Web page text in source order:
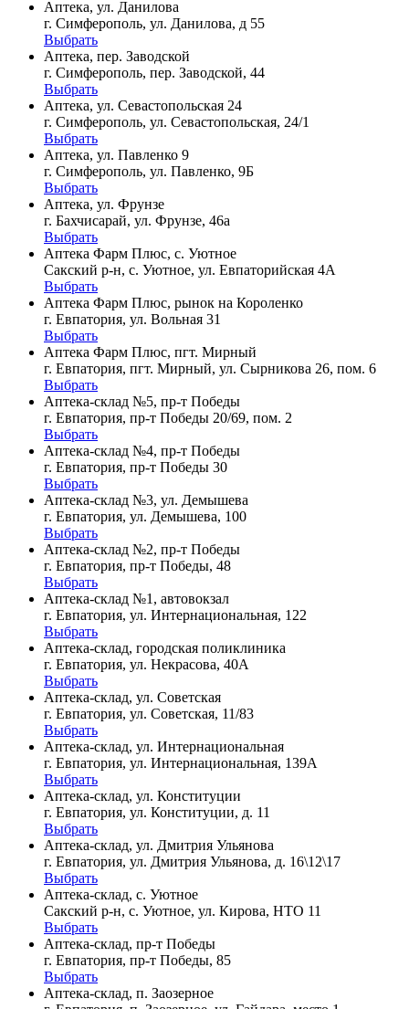
Аптека, ул. Данилова
г. Симферополь, ул. Данилова, д 55
Выбрать
Аптека, пер. Заводской
г. Симферополь, пер. Заводской, 44
Выбрать
Аптека, ул. Севастопольская 24
г. Симферополь, ул. Севастопольская, 24/1
Выбрать
Аптека, ул. Павленко 9
г. Симферополь, ул. Павленко, 9Б
Выбрать
Аптека, ул. Фрунзе
г. Бахчисарай, ул. Фрунзе, 46а
Выбрать
Аптека Фарм Плюс, с. Уютное
Сакский р-н, с. Уютное, ул. Евпаторийская 4А
Выбрать
Аптека Фарм Плюс, рынок на Короленко
г. Евпатория, ул. Вольная 31
Выбрать
Аптека Фарм Плюс, пгт. Мирный
г. Евпатория, пгт. Мирный, ул. Сырникова 26, пом. 6
Выбрать
Аптека-склад №5, пр-т Победы
г. Евпатория, пр-т Победы 20/69, пом. 2
Выбрать
Аптека-склад №4, пр-т Победы
г. Евпатория, пр-т Победы 30
Выбрать
Аптека-склад №3, ул. Демышева
г. Евпатория, ул. Демышева, 100
Выбрать
Аптека-склад №2, пр-т Победы
г. Евпатория, пр-т Победы, 48
Выбрать
Аптека-склад №1, автовокзал
г. Евпатория, ул. Интернациональная, 122
Выбрать
Аптека-склад, городская поликлиника
г. Евпатория, ул. Некрасова, 40A
Выбрать
Аптека-склад, ул. Советская
г. Евпатория, ул. Советская, 11/83
Выбрать
Аптека-склад, ул. Интернациональная
г. Евпатория, ул. Интернациональная, 139А
Выбрать
Аптека-склад, ул. Конституции
г. Евпатория, ул. Конституции, д. 11
Выбрать
Аптека-склад, ул. Дмитрия Ульянова
г. Евпатория, ул. Дмитрия Ульянова, д. 16\12\17
Выбрать
Аптека-склад, с. Уютное
Сакский р-н, с. Уютное, ул. Кирова, НТО 11
Выбрать
Аптека-склад, пр-т Победы
г. Евпатория, пр-т Победы, 85
Выбрать
Аптека-склад, п. Заозерное